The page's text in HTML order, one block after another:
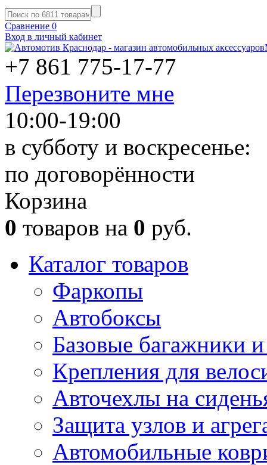
Сравнение 0
Вход в личный кабинет
+7 861 775-17-77
Перезвоните мне
10:00-19:00
в субботу и воскресенье:
по договорённости
Корзина
0 товаров на 0 руб.
Каталог товаров
Фаркопы
Автобоксы
Базовые багажники
Крепления для
Авточехлы на
Защита узлов и
Автомобильные